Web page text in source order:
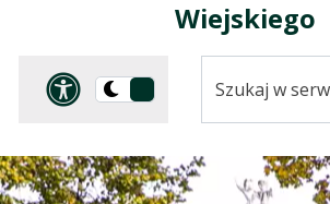
Wiejskiego
Panel
Przełącz
ciemną
serwisie